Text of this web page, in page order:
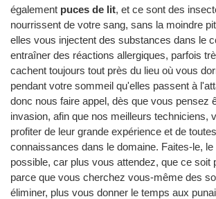
également puces de lit, et ce sont des
nourrissent de votre sang, sans la moindre
elles vous injectent des substances dans le
entraîner des réactions allergiques, parfois
cachent toujours tout près du lieu où vous
pendant votre sommeil qu'elles passent à
donc nous faire appel, dès que vous pensez
invasion, afin que nos meilleurs techniciens,
profiter de leur grande expérience et de
connaissances dans le domaine. Faites-le,
possible, car plus vous attendez, que ce soit
parce que vous cherchez vous-même des
éliminer, plus vous donner le temps aux